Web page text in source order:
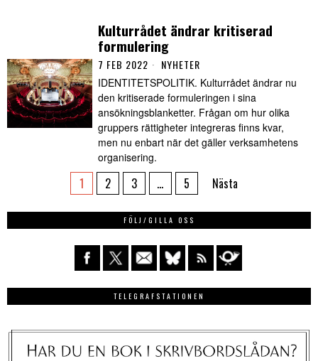
Kulturrådet ändrar kritiserad
formulering
7 FEB 2022 NYHETER
IDENTITETSPOLITIK. Kulturrådet ändrar nu
den kritiserade formuleringen i sina
ansökningsblanketter. Frågan om hur olika
gruppers rättigheter integreras finns kvar,
men nu enbart när det gäller verksamhetens
organisering.
1 2 3 … 5 Nästa
FÖLJ/GILLA OSS
TELEGRAFSTATIONEN